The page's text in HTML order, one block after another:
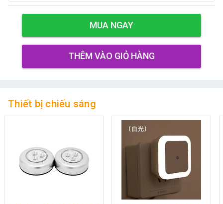
MUA NGAY
THÊM VÀO GIỎ HÀNG
Thiết bị chiếu sáng